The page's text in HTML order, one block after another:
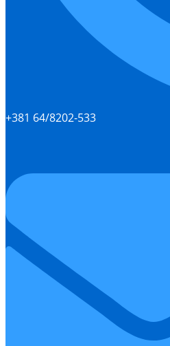
+381 64/8202-533